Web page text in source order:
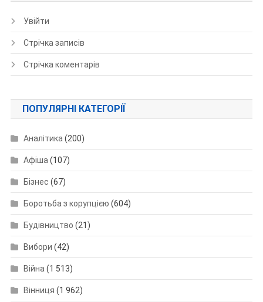
Увійти
Стрічка записів
Стрічка коментарів
ПОПУЛЯРНІ КАТЕГОРІЇ
Аналітика (200)
Афіша (107)
Бізнес (67)
Боротьба з корупцією (604)
Будівництво (21)
Вибори (42)
Війна (1 513)
Вінниця (1 962)